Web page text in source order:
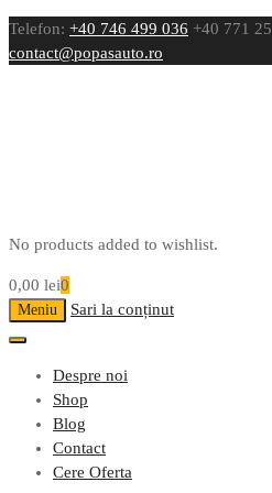
Telefon: +40 746 499 036 +40 771
contact@popasauto.ro
No products added to wishlist.
0,00 lei0
Meniu Sari la conținut
Despre noi
Shop
Blog
Contact
Cere Oferta